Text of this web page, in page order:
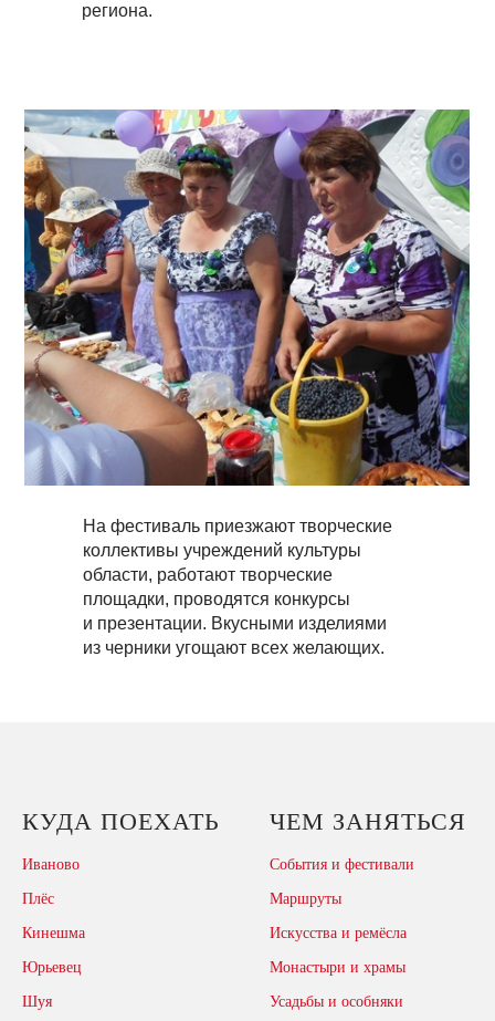
региона.
На фестиваль приезжают творческие
коллективы учреждений культуры
области, работают творческие
площадки, проводятся конкурсы
и презентации. Вкусными изделиями
из черники угощают всех желающих.
КУДА ПОЕХАТЬ
Иваново
Плёс
Кинешма
Юрьевец
Шуя
ЧЕМ ЗАНЯТЬСЯ
События и фестивали
Маршруты
Искусства и ремёсла
Монастыри и храмы
Усадьбы и особняки